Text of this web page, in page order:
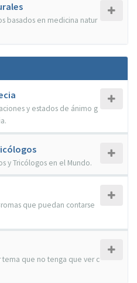
basados en medicina natur
y estados de ánimo g
y Tricólogos en el Mundo.
que puedan contarse
que no tenga que ver c